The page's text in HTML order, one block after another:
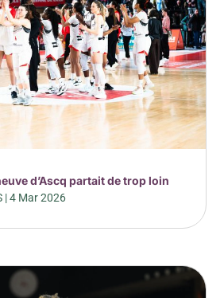
d’Ascq partait de trop loin
|4 Mar 2026